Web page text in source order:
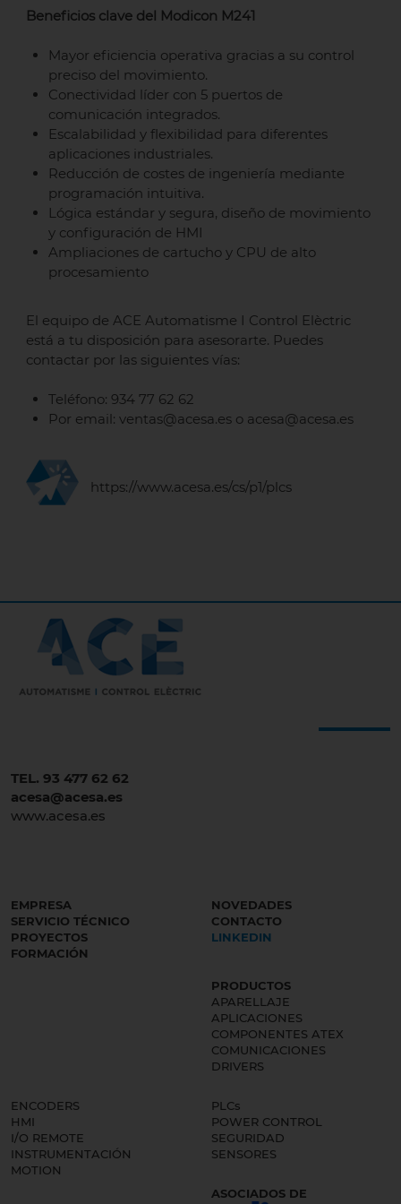
Beneficios clave del Modicon M241
Mayor eficiencia operativa gracias a su control
preciso del movimiento.
Conectividad líder con 5 puertos de
comunicación integrados.
Escalabilidad y flexibilidad para diferentes
aplicaciones industriales.
Reducción de costes de ingeniería mediante
programación intuitiva.
Lógica estándar y segura, diseño de movimiento
y configuración de HMI
Ampliaciones de cartucho y CPU de alto
procesamiento
El equipo de ACE Automatisme I Control Elèctric
está a tu disposición para asesorarte. Puedes
contactar por las siguientes vías:
Teléfono: 934 77 62 62
Por email: ventas@acesa.es o acesa@acesa.es
https://www.acesa.es/cs/p1/plcs
TEL. 93 477 62 62
acesa@acesa.es
www.acesa.es
EMPRESA
SERVICIO TÉCNICO
PROYECTOS
FORMACIÓN
NOVEDADES
CONTACTO
LINKEDIN
PRODUCTOS
APARELLAJE
APLICACIONES
COMPONENTES ATEX
COMUNICACIONES
DRIVERS
ENCODERS
HMI
I/O REMOTE
INSTRUMENTACIÓN
MOTION
PLCs
POWER CONTROL
SEGURIDAD
SENSORES
ASOCIADOS DE